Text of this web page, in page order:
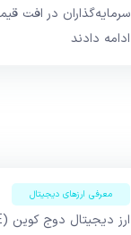
سرمایه‌گذاران در افت
ادامه دادند
معرفی ارزهای دیجیتال